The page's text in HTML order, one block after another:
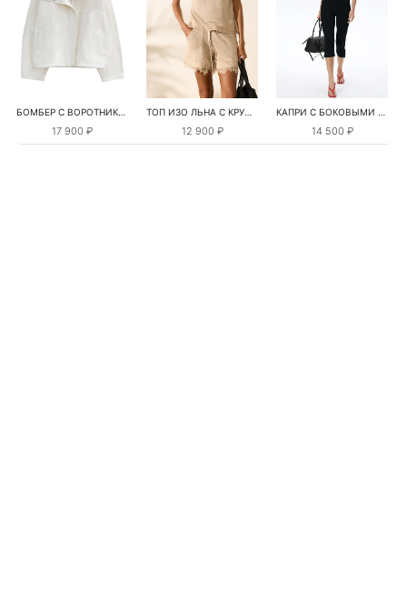
БОМБЕР С ВОРОТНИКОМ-СТОЙКОЙ
17 900 ₽
ТОП ИЗО ЛЬНА С КРУЖЕВОМ
12 900 ₽
КАПРИ С БОКОВЫМИ РАЗРЕЗАМИ
14 500 ₽